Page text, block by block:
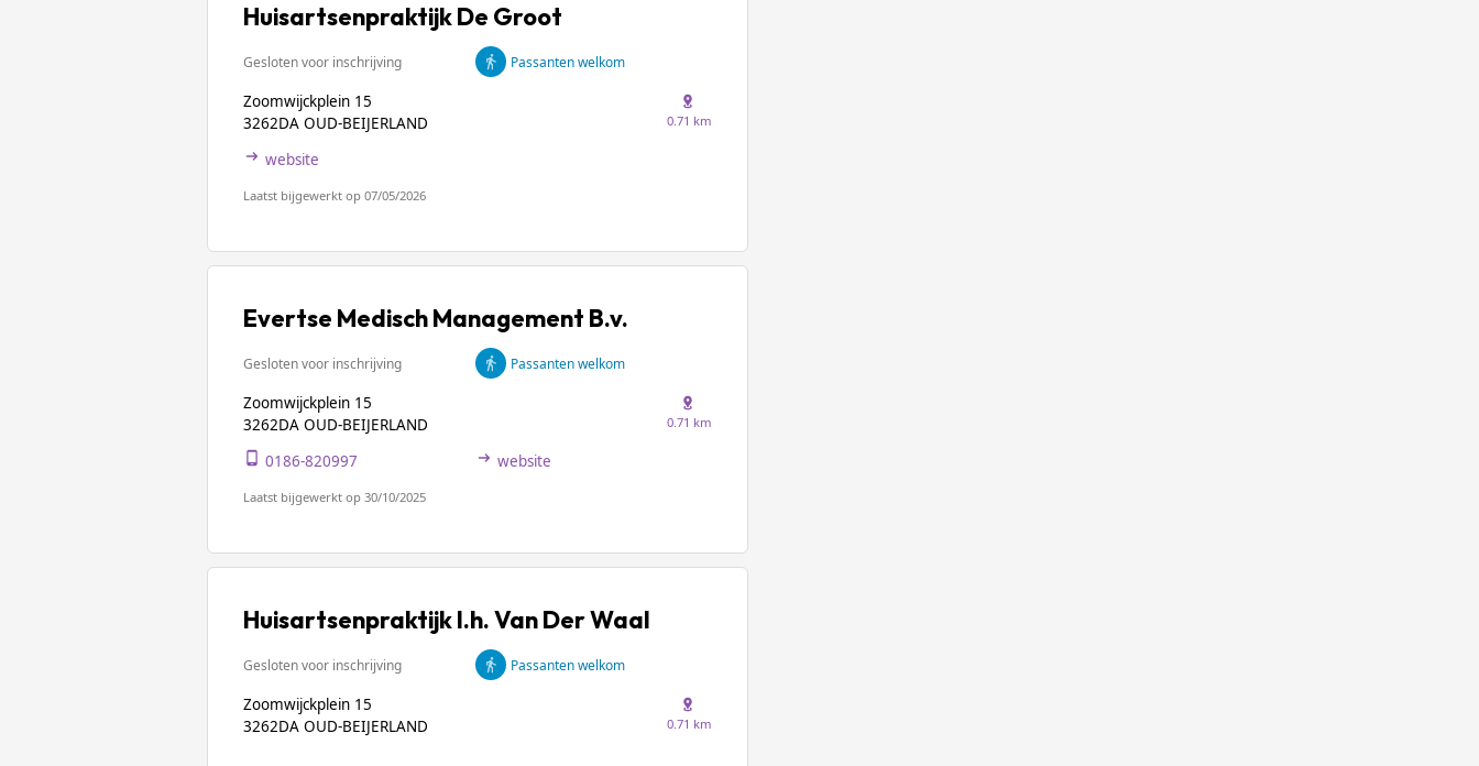
Huisartsenpraktijk De Groot
Gesloten voor inschrijving Passanten welkom
Zoomwijckplein 15
3262DA OUD-BEIJERLAND
0.71 km
website
Laatst bijgewerkt op 07/05/2026
Evertse Medisch Management B.v.
Gesloten voor inschrijving Passanten welkom
Zoomwijckplein 15
3262DA OUD-BEIJERLAND
0.71 km
0186-820997 website
Laatst bijgewerkt op 30/10/2025
Huisartsenpraktijk I.h. Van Der Waal
Gesloten voor inschrijving Passanten welkom
Zoomwijckplein 15
3262DA OUD-BEIJERLAND
0.71 km